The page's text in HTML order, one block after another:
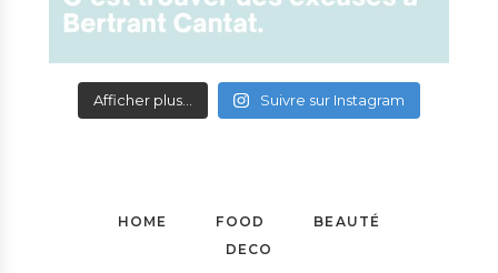
Afficher plus... Suivre sur Instagram
HOME FOOD
BEAUTÉ
DECO